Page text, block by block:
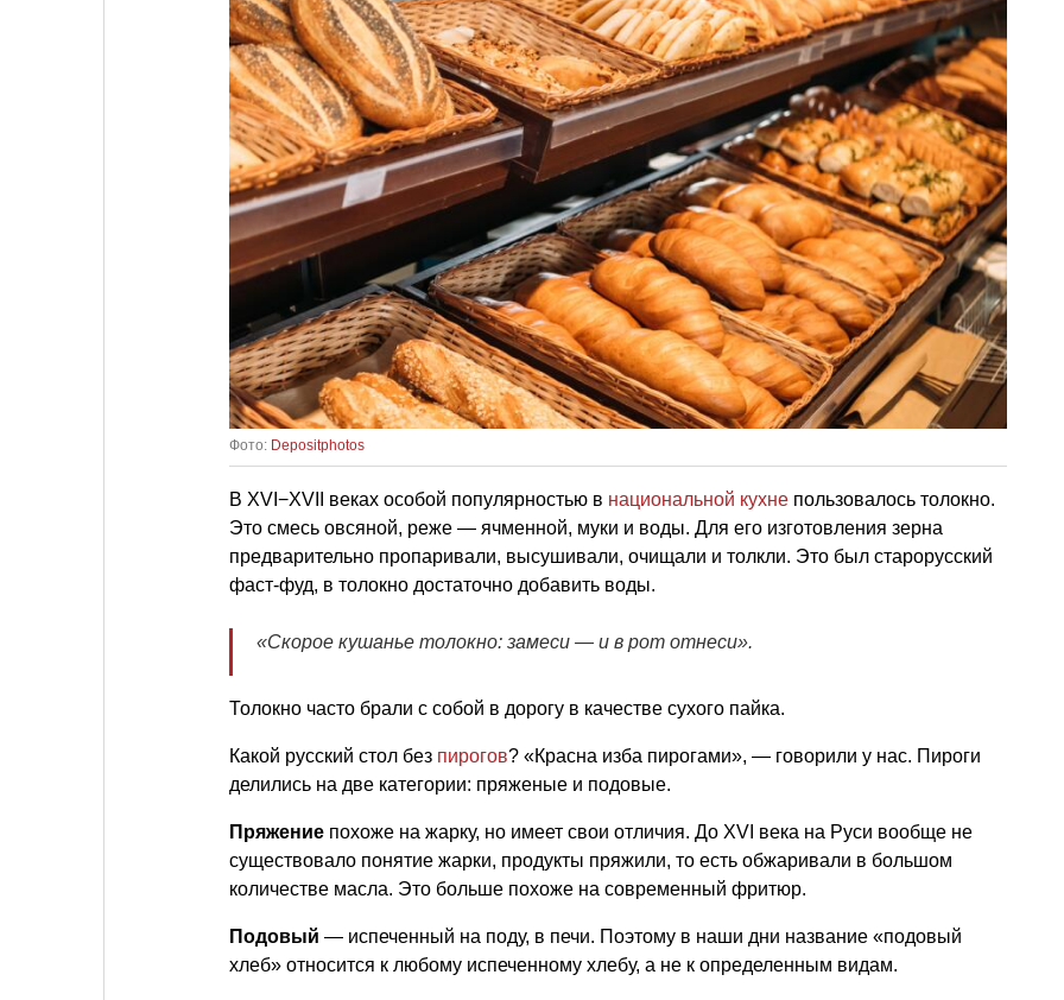
Фото: Depositphotos
В XVI−XVII веках особой популярностью в национальной кухне пользовалось толокно.
Это смесь овсяной, реже — ячменной, муки и воды. Для его изготовления зерна
предварительно пропаривали, высушивали, очищали и толкли. Это был старорусский
фаст-фуд, в толокно достаточно добавить воды.
«Скорое кушанье толокно: замеси — и в рот отнеси».
Толокно часто брали с собой в дорогу в качестве сухого пайка.
Какой русский стол без пирогов? «Красна изба пирогами», — говорили у нас. Пироги
делились на две категории: пряженые и подовые.
Пряжение похоже на жарку, но имеет свои отличия. До XVI века на Руси вообще не
существовало понятие жарки, продукты пряжили, то есть обжаривали в большом
количестве масла. Это больше похоже на современный фритюр.
Подовый — испеченный на поду, в печи. Поэтому в наши дни название «подовый
хлеб» относится к любому испеченному хлебу, а не к определенным видам.